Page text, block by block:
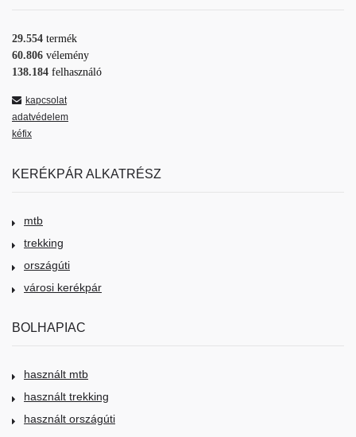
29.554 termék
60.806 vélemény
138.184 felhasználó
kapcsolat
adatvédelem
kéfix
KERÉKPÁR ALKATRÉSZ
mtb
trekking
országúti
városi kerékpár
BOLHAPIAC
használt mtb
használt trekking
használt országúti